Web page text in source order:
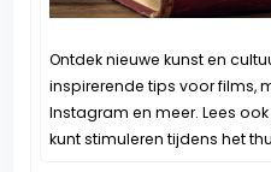
Ontdek nieuwe kunst en
inspirerende tips voor films,
Instagram en meer. Lees
kunt stimuleren tijdens het